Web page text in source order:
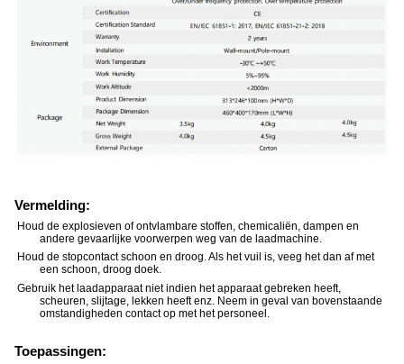
Vermelding:
Houd de explosieven of ontvlambare stoffen, chemicaliën, dampen en
andere gevaarlijke voorwerpen weg van de laadmachine.
Houd de stopcontact schoon en droog. Als het vuil is, veeg het dan af met
een schoon, droog doek.
Gebruik het laadapparaat niet indien het apparaat gebreken heeft,
scheuren, slijtage, lekken heeft enz. Neem in geval van bovenstaande
omstandigheden contact op met het personeel.
Toepassingen: